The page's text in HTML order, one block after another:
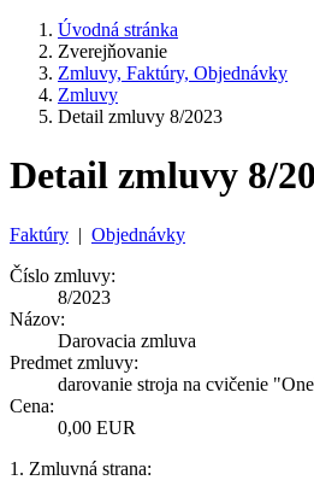
Úvodná stránka
Zverejňovanie
Zmluvy, Faktúry, Objednávky
Zmluvy
Detail zmluvy 8/2023
Detail zmluvy 8/
Faktúry | Objednávky
Číslo zmluvy:
8/2023
Názov:
Darovacia zmluva
Predmet zmluvy:
darovanie stroja na cvičenie
Cena:
0,00 EUR
1. Zmluvná strana: